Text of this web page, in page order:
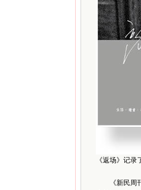
《返场》记录
《新民周刊